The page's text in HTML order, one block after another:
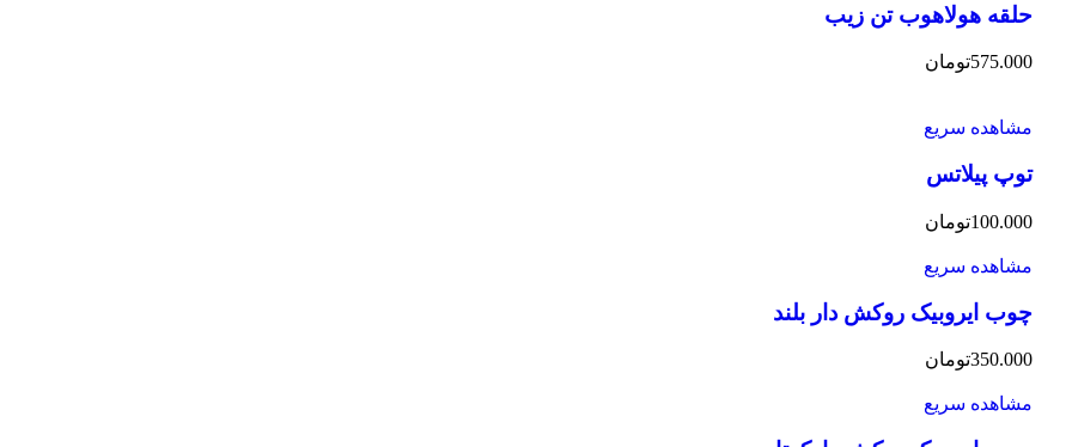
حلقه هولاهوب تن زیب
تومان575.000
مشاهده سریع
توپ پیلاتس
تومان100.000
مشاهده سریع
چوب ایروبیک روکش دار بلند
تومان350.000
مشاهده سریع